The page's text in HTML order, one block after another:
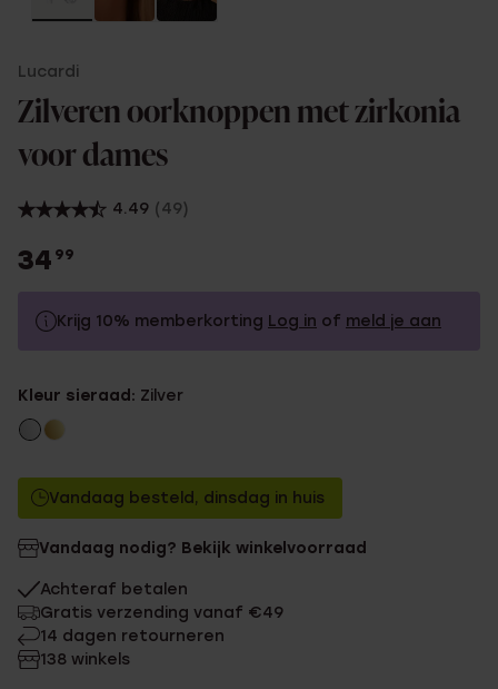
Lucardi
Zilveren oorknoppen met zirkonia
voor dames
4.49 (49)
34 99
Krijg 10% memberkorting Log in of meld je aan
Zonder memberkorting
Kleur sieraad: Zilver
Vandaag besteld, dinsdag in huis
Vandaag nodig? Bekijk winkelvoorraad
Achteraf betalen
Gratis verzending vanaf €49
14 dagen retourneren
138 winkels